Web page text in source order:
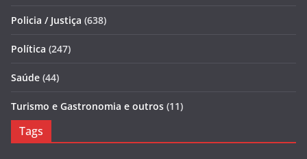
Policia / Justiça (638)
Política (247)
Saúde (44)
Turismo e Gastronomia e outros (11)
Tags